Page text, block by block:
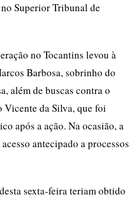
Superior Tribunal de
no Tocantins levou à
Barbosa, sobrinho do
além de buscas contra o
Vicente da Silva, que foi
após a ação. Na ocasião, a
antecipado a processos
sexta-feira teriam obtido